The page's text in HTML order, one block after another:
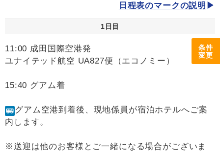
条件
変更
日程表のマークの説明
1日目
11:00 成田国際空港発
ユナイテッド航空 UA827便（エコノミー）
15:40 グアム着
グアム空港到着後、現地係員が宿泊ホテルへご案
内します。
※送迎は他のお客様とご一緒になる場合がございま